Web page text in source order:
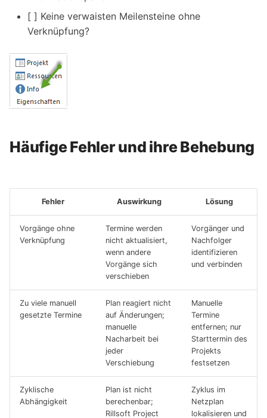
[ ] Keine verwaisten Meilensteine ohne
Verknüpfung?
Häufige Fehler und ihre Behebung
Fehler Auswirkung Lösung
Vorgänge ohne
Verknüpfung
Termine werden
nicht aktualisiert,
wenn andere
Vorgänge sich
verschieben
Vorgänger und
Nachfolger
identifizieren
und verbinden
Zu viele manuell
gesetzte Termine
Plan reagiert nicht
auf Änderungen;
manuelle
Nacharbeit bei
jeder
Verschiebung
Manuelle
Termine
entfernen; nur
Starttermin des
Projekts
festsetzen
Zyklische
Abhängigkeit
Plan ist nicht
berechenbar;
Rillsoft Project
Zyklus im
Netzplan
lokalisieren und